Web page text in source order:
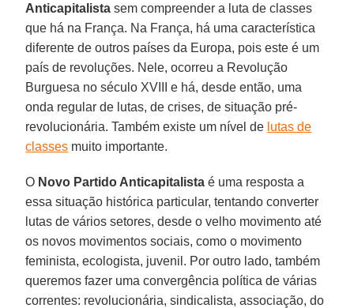
Anticapitalista sem compreender a luta de classes
que há na França. Na França, há uma característica
diferente de outros países da Europa, pois este é um
país de revoluções. Nele, ocorreu a Revolução
Burguesa no século XVIII e há, desde então, uma
onda regular de lutas, de crises, de situação pré-
revolucionária. Também existe um nível de lutas de
classes muito importante.
O Novo Partido Anticapitalista é uma resposta a
essa situação histórica particular, tentando converter
lutas de vários setores, desde o velho movimento até
os novos movimentos sociais, como o movimento
feminista, ecologista, juvenil. Por outro lado, também
queremos fazer uma convergência política de várias
correntes: revolucionária, sindicalista, associação, do